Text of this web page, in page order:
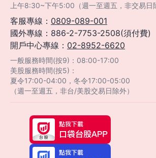
上午8:30~下午5:00（週一至週五，非交易日
客服專線： 0809-089-001
國外專線：886-2-7753-2508(須付費)
開戶中心專線： 02-8952-6620
一般服務時間(按9)：08:00-17:00
美股服務時間(按5)：
夏令17:00-04:00，冬令17:00-05:00
（週一至週五，非台/美股交易日除外）